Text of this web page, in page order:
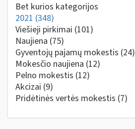
Bet kurios kategorijos
2021 (348)
Viešieji pirkimai (101)
Naujiena (75)
Gyventojų pajamų mokestis (24)
Mokesčio naujiena (12)
Pelno mokestis (12)
Akcizai (9)
Pridėtinės vertės mokestis (7)